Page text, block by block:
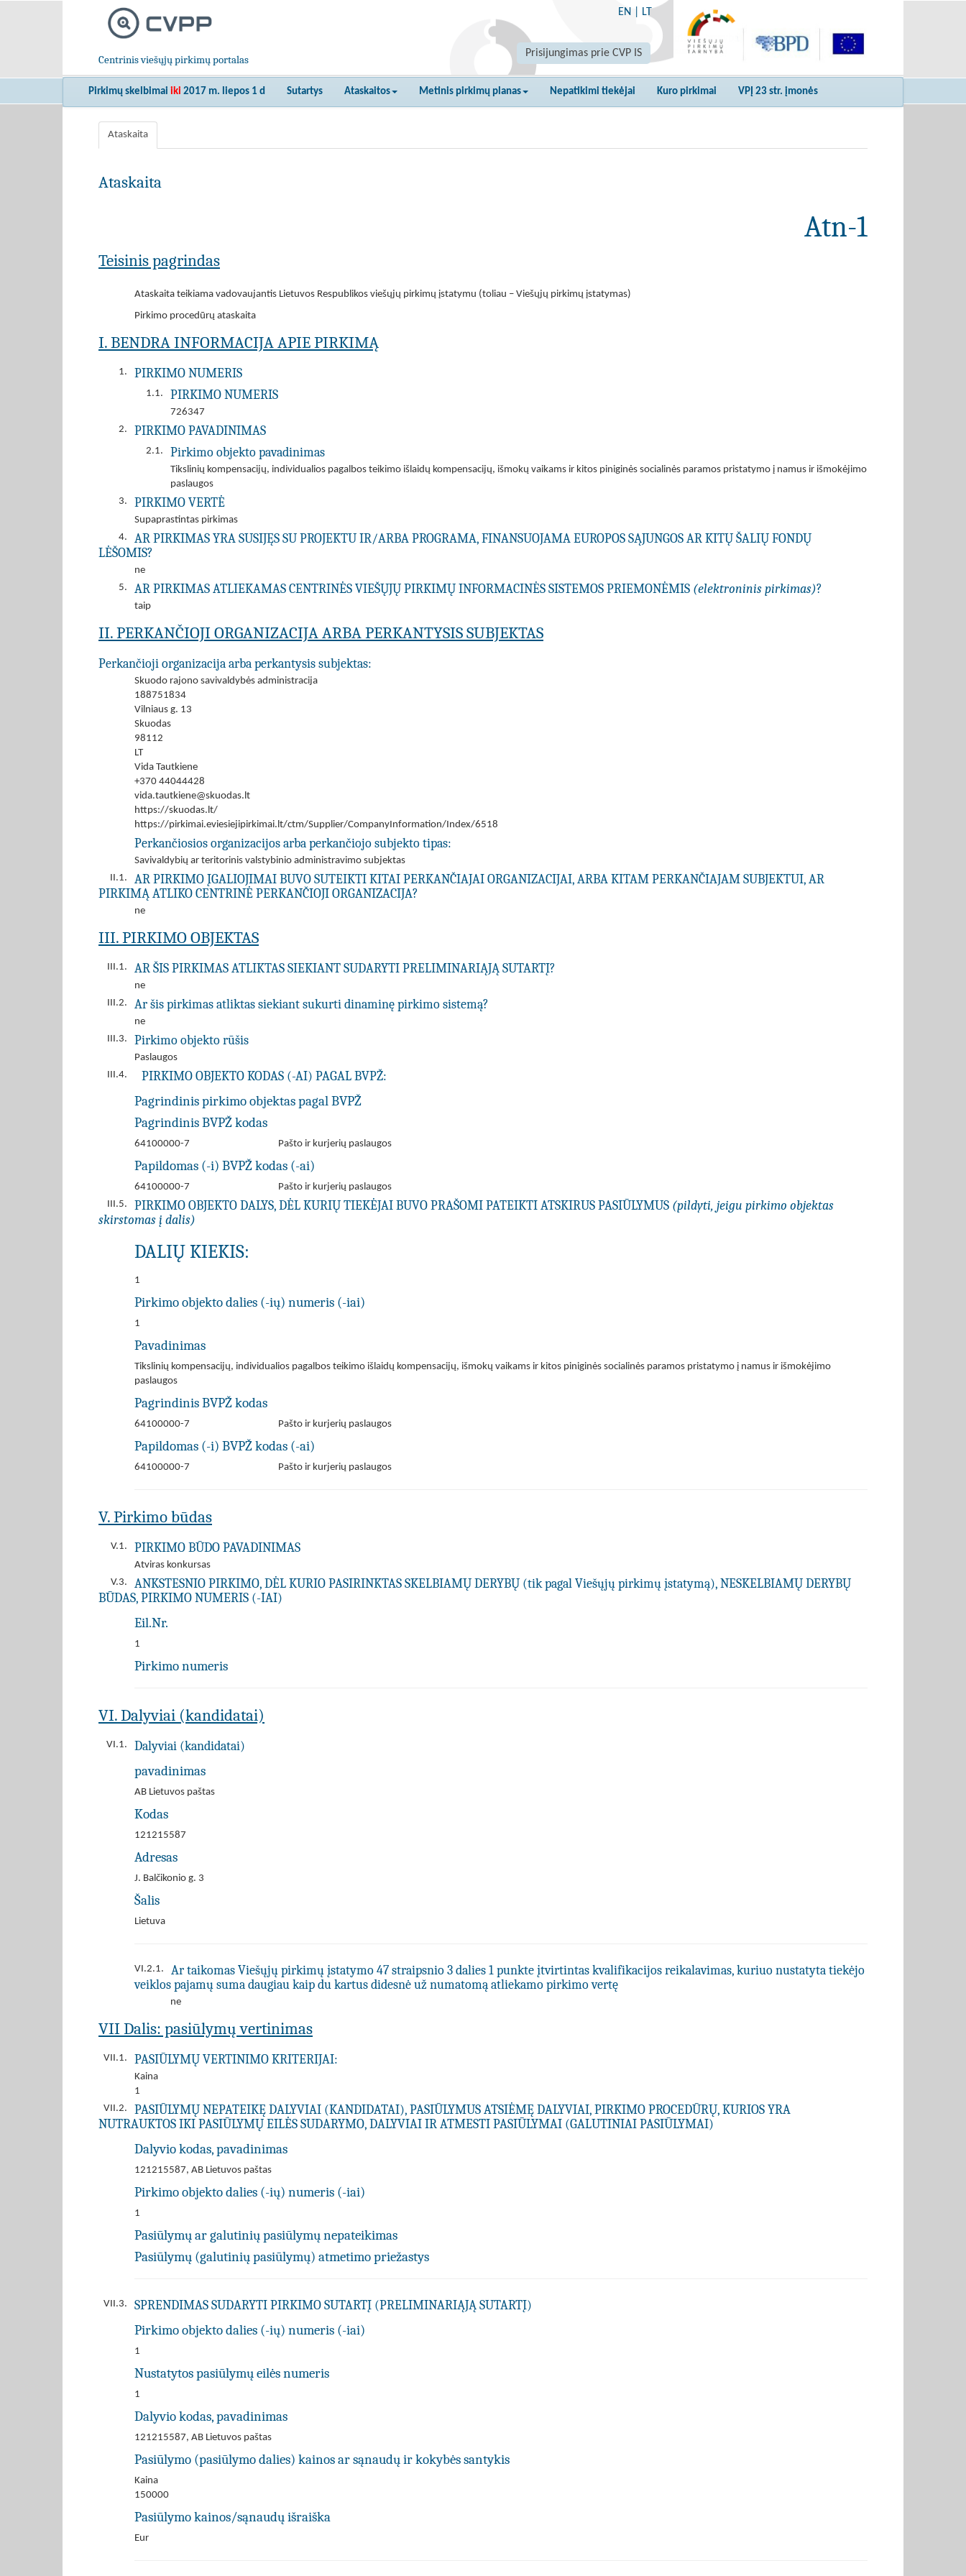
Centrinis viešųjų pirkimų portalas
EN LT
Prisijungimas prie CVP IS
Pirkimų skelbimai iki 2017 m. liepos 1 d Sutartys Ataskaitos Metinis pirkimų planas Nepatikimi tiekėjai Kuro pirkimai VPĮ 23 str. įmonės
Ataskaita
Ataskaita
Atn-1
Teisinis pagrindas
Ataskaita teikiama vadovaujantis Lietuvos Respublikos viešųjų pirkimų įstatymu (toliau – Viešųjų pirkimų įstatymas)
Pirkimo procedūrų ataskaita
I. BENDRA INFORMACIJA APIE PIRKIMĄ
1. PIRKIMO NUMERIS
1.1. PIRKIMO NUMERIS
726347
2.
PIRKIMO PAVADINIMAS
2.1. Pirkimo objekto pavadinimas
Tikslinių kompensacijų, individualios pagalbos teikimo išlaidų kompensacijų, išmokų vaikams ir kitos piniginės socialinės paramos pristatymo į namus ir išmokėjimo
paslaugos
3.
PIRKIMO VERTĖ
Supaprastintas pirkimas
4.
AR PIRKIMAS YRA SUSIJĘS SU PROJEKTU IR/ARBA PROGRAMA, FINANSUOJAMA EUROPOS SĄJUNGOS AR KITŲ ŠALIŲ FONDŲ
LĖŠOMIS?
ne
5.
AR PIRKIMAS ATLIEKAMAS CENTRINĖS VIEŠŲJŲ PIRKIMŲ INFORMACINĖS SISTEMOS PRIEMONĖMIS (elektroninis pirkimas)?
taip
II. PERKANČIOJI ORGANIZACIJA ARBA PERKANTYSIS SUBJEKTAS
Perkančioji organizacija arba perkantysis subjektas:
Skuodo rajono savivaldybės administracija
188751834
Vilniaus g. 13
Skuodas
98112
LT
Vida Tautkiene
+370 44044428
vida.tautkiene@skuodas.lt
https://skuodas.lt/
https://pirkimai.eviesiejipirkimai.lt/ctm/Supplier/CompanyInformation/Index/6518
Perkančiosios organizacijos arba perkančiojo subjekto tipas:
Savivaldybių ar teritorinis valstybinio administravimo subjektas
II.1.
AR PIRKIMO ĮGALIOJIMAI BUVO SUTEIKTI KITAI PERKANČIAJAI ORGANIZACIJAI, ARBA KITAM PERKANČIAJAM SUBJEKTUI, AR
PIRKIMĄ ATLIKO CENTRINĖ PERKANČIOJI ORGANIZACIJA?
ne
III. PIRKIMO OBJEKTAS
III.1. AR ŠIS PIRKIMAS ATLIKTAS SIEKIANT SUDARYTI PRELIMINARIĄJĄ SUTARTĮ?
ne
III.2.
Ar šis pirkimas atliktas siekiant sukurti dinaminę pirkimo sistemą?
ne
III.3.
Pirkimo objekto rūšis
Paslaugos
III.4.
PIRKIMO OBJEKTO KODAS (-AI) PAGAL BVPŽ:
Pagrindinis pirkimo objektas pagal BVPŽ
Pagrindinis BVPŽ kodas
64100000-7 Pašto ir kurjerių paslaugos
Papildomas (-i) BVPŽ kodas (-ai)
64100000-7
Pašto ir kurjerių paslaugos
III.5.
PIRKIMO OBJEKTO DALYS, DĖL KURIŲ TIEKĖJAI BUVO PRAŠOMI PATEIKTI ATSKIRUS PASIŪLYMUS (pildyti, jeigu pirkimo objektas
skirstomas į dalis)
DALIŲ KIEKIS:
1
Pirkimo objekto dalies (-ių) numeris (-iai)
1
Pavadinimas
Tikslinių kompensacijų, individualios pagalbos teikimo išlaidų kompensacijų, išmokų vaikams ir kitos piniginės socialinės paramos pristatymo į namus ir išmokėjimo
paslaugos
Pagrindinis BVPŽ kodas
64100000-7 Pašto ir kurjerių paslaugos
Papildomas (-i) BVPŽ kodas (-ai)
64100000-7 Pašto ir kurjerių paslaugos
V. Pirkimo būdas
V.1. PIRKIMO BŪDO PAVADINIMAS
Atviras konkursas
V.3.
ANKSTESNIO PIRKIMO, DĖL KURIO PASIRINKTAS SKELBIAMŲ DERYBŲ (tik pagal Viešųjų pirkimų įstatymą), NESKELBIAMŲ DERYBŲ
BŪDAS, PIRKIMO NUMERIS (-IAI)
Eil.Nr.
1
Pirkimo numeris
VI. Dalyviai (kandidatai)
VI.1. Dalyviai (kandidatai)
pavadinimas
AB Lietuvos paštas
Kodas
121215587
Adresas
J. Balčikonio g. 3
Šalis
Lietuva
VI.2.1.
Ar taikomas Viešųjų pirkimų įstatymo 47 straipsnio 3 dalies 1 punkte įtvirtintas kvalifikacijos reikalavimas, kuriuo nustatyta tiekėjo
veiklos pajamų suma daugiau kaip du kartus didesnė už numatomą atliekamo pirkimo vertę
ne
VII Dalis: pasiūlymų vertinimas
VII.1. PASIŪLYMŲ VERTINIMO KRITERIJAI:
Kaina
1
VII.2.
PASIŪLYMŲ NEPATEIKĘ DALYVIAI (KANDIDATAI), PASIŪLYMUS ATSIĖMĘ DALYVIAI, PIRKIMO PROCEDŪRŲ, KURIOS YRA
NUTRAUKTOS IKI PASIŪLYMŲ EILĖS SUDARYMO, DALYVIAI IR ATMESTI PASIŪLYMAI (GALUTINIAI PASIŪLYMAI)
Dalyvio kodas, pavadinimas
121215587, AB Lietuvos paštas
Pirkimo objekto dalies (-ių) numeris (-iai)
1
Pasiūlymų ar galutinių pasiūlymų nepateikimas
Pasiūlymų (galutinių pasiūlymų) atmetimo priežastys
VII.3. SPRENDIMAS SUDARYTI PIRKIMO SUTARTĮ (PRELIMINARIĄJĄ SUTARTĮ)
Pirkimo objekto dalies (-ių) numeris (-iai)
1
Nustatytos pasiūlymų eilės numeris
1
Dalyvio kodas, pavadinimas
121215587, AB Lietuvos paštas
Pasiūlymo (pasiūlymo dalies) kainos ar sąnaudų ir kokybės santykis
Kaina
150000
Pasiūlymo kainos/sąnaudų išraiška
Eur